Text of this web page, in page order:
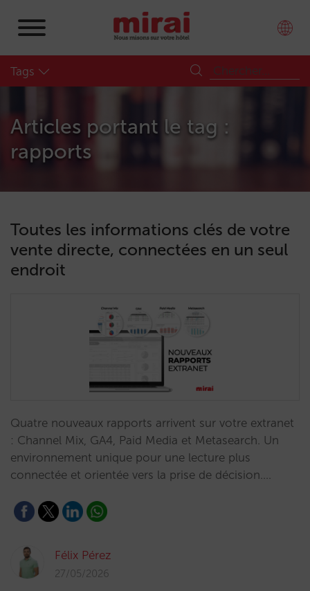
Tags
Articles portant le tag :
rapports
Toutes les informations clés de votre
vente directe, connectées en un seul
endroit
Quatre nouveaux rapports arrivent sur votre extranet
: Channel Mix, GA4, Paid Media et Metasearch. Un
environnement unique pour une lecture plus
connectée et orientée vers la prise de décision.…
Félix Pérez
27/05/2026